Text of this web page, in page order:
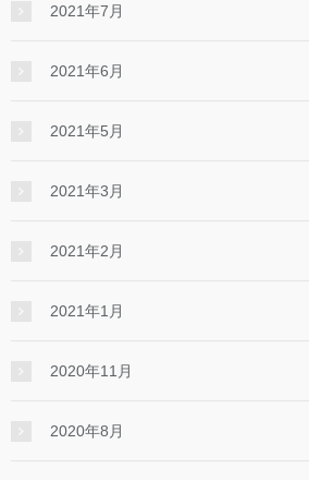
2021年7月
2021年6月
2021年5月
2021年3月
2021年2月
2021年1月
2020年11月
2020年8月